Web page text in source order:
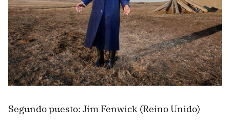
Segundo puesto: Jim Fenwick (Reino Unido)